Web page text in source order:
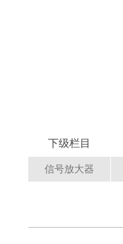
下级栏目
信号放大器